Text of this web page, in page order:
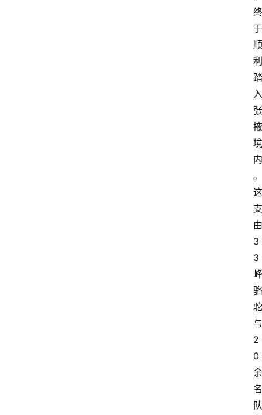
终
于
顺
利
踏
入
张
掖
境
内
。
这
支
由
3
3
峰
骆
驼
与
2
0
余
名
队